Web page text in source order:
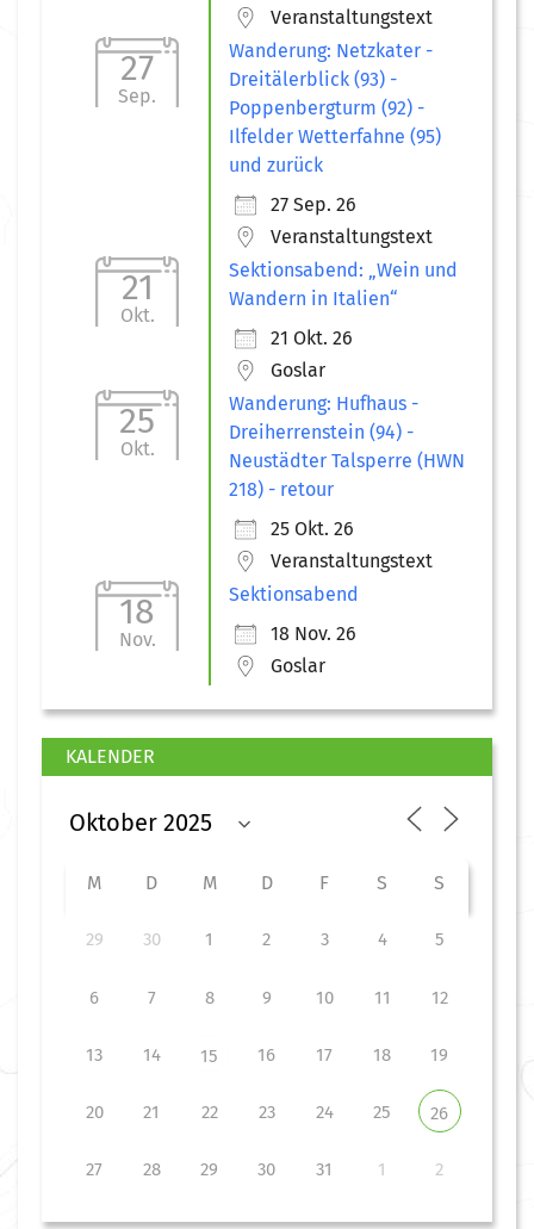
Veranstaltungstext
27
Sep.
Wanderung: Netzkater -
Dreitälerblick (93) -
Poppenbergturm (92) -
Ilfelder Wetterfahne (95)
und zurück
27 Sep. 26
Veranstaltungstext
21
Okt.
Sektionsabend: „Wein und
Wandern in Italien“
21 Okt. 26
Goslar
25
Okt.
Wanderung: Hufhaus -
Dreiherrenstein (94) -
Neustädter Talsperre (HWN
218) - retour
25 Okt. 26
Veranstaltungstext
18
Nov.
Sektionsabend
18 Nov. 26
Goslar
KALENDER
M D M D F S S
29 30 1 2 3 4 5
6 7 8 9 10 11 12
13 14 15 16 17 18 19
20 21 22 23 24 25 26
27 28 29 30 31 1 2